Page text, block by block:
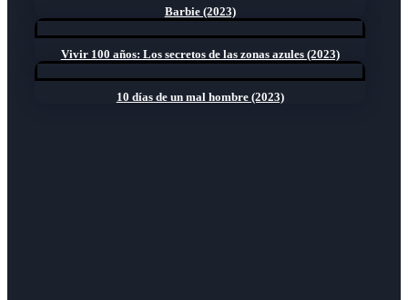
Barbie (2023)
Vivir 100 años: Los secretos de las zonas azules (2023)
10 días de un mal hombre (2023)